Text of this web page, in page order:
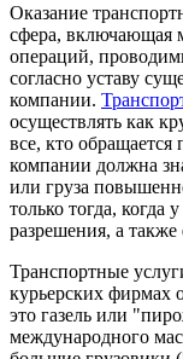
Оказание
сфера, включающая
операций,
согласно уставу
компании.
осуществлять как
все, кто
компании должна
или груза
только тогда,
разрешения, а также
Транспортные
курьерских фирмах
это газель или
международного